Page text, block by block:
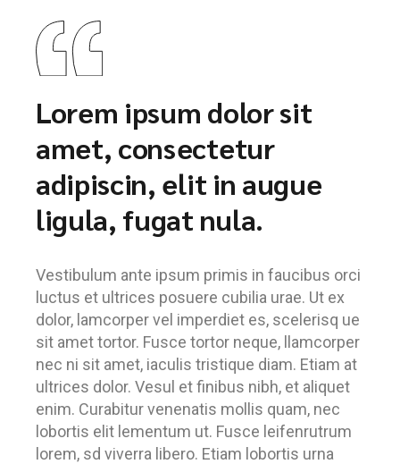
Lorem ipsum dolor sit
amet, consectetur
adipiscin, elit in augue
ligula, fugat nula.
Vestibulum ante ipsum primis in faucibus orci
luctus et ultrices posuere cubilia urae. Ut ex
dolor, lamcorper vel imperdiet es, scelerisq ue
sit amet tortor. Fusce tortor neque, llamcorper
nec ni sit amet, iaculis tristique diam. Etiam at
ultrices dolor. Vesul et finibus nibh, et aliquet
enim. Curabitur venenatis mollis quam, nec
lobortis elit lementum ut. Fusce leifenrutrum
lorem, sd viverra libero. Etiam lobortis urna